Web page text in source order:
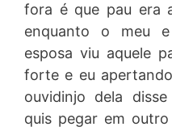
fora é que pau era
enquanto o meu
esposa viu aquele
forte e eu
ouvidinjo dela
quis pegar em